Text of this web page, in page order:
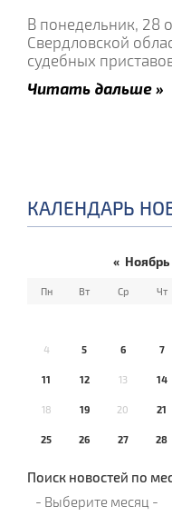
В понедельник, 28
Свердловской
судебных
Читать дальше »
КАЛЕНДАРЬ
« Ноябрь
Пн Вт Ср Чт
4 5 6 7
11 12 13 14
18 19 20 21
25 26 27 28
Поиск новостей по